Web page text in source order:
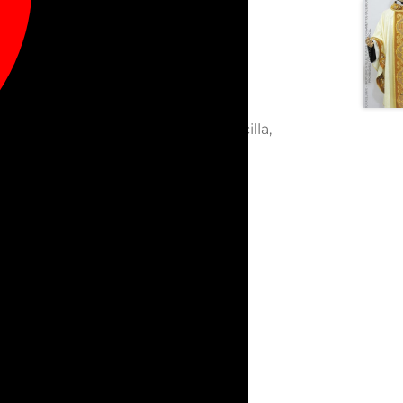
Incluye estola interior sencilla,
de cuello. Puedes elegir entre
a la casulla.